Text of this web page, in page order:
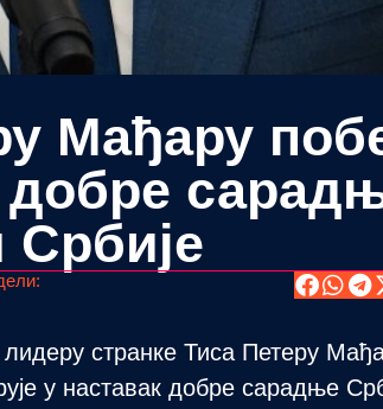
Мађару
добре
Србије
странке Тиса Петеру
у наставак добре сарадње